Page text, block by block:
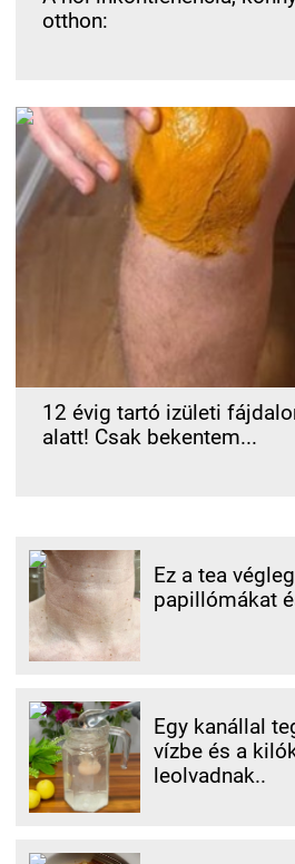
otthon:
12 évig tartó izületi
alatt! Csak bekentem...
Ez a tea
papillómákat
Egy kanállal
vízbe és a
leolvadnak..